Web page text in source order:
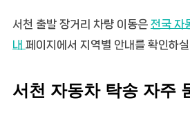
서천 출발 장거리 차량 이동은 전국 자
내 페이지에서 지역별 안내를 확인하
서천 자동차 탁송 자주